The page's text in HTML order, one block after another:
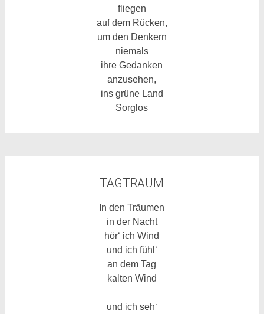
fliegen
auf dem Rücken,
um den Denkern
niemals
ihre Gedanken
anzusehen,
ins grüne Land
Sorglos
TAGTRAUM
In den Träumen
in der Nacht
hör‘ ich Wind
und ich fühl‘
an dem Tag
kalten Wind
und ich seh‘